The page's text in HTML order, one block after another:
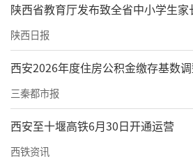
陕西省教育厅发布致全省中小学生
陕西日报
西安2026年度住房公积金缴存基数
三秦都市报
西安至十堰高铁6月30日开通运营
西铁资讯